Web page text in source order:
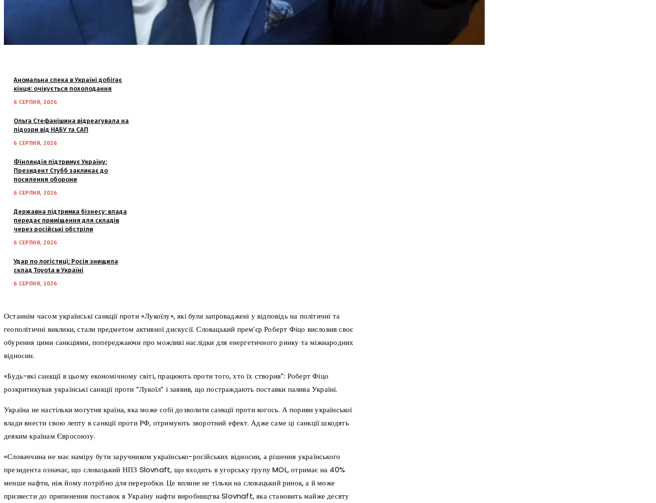
Аномальна спека в Україні добігає
кінця: очікується похолодання
6 СЕРПНЯ, 2026
Ольга Стефанішина відреагувала на
підозри від НАБУ та САП
6 СЕРПНЯ, 2026
Фінляндія підтримує Україну:
Президент Стубб закликає до
посилення оборони
6 СЕРПНЯ, 2026
Державна підтримка бізнесу: влада
передає приміщення для складів
через російські обстріли
6 СЕРПНЯ, 2026
Удар по логістиці: Росія знищила
склад Toyota в Україні
6 СЕРПНЯ, 2026
Останнім часом українські санкції проти «Лукоїлу», які були запроваджені у відповідь на політичні та
геополітичні виклики, стали предметом активної дискусії. Словацький прем’єр Роберт Фіцо висловив своє
обурення цими санкціями, попереджаючи про можливі наслідки для енергетичного ринку та міжнародних
відносин.
«Будь-які санкції в цьому економічному світі, працюють проти того, хто їх створив”: Роберт Фіцо
розкритикував українські санкції проти “Лукоїл” і заявив, що постраждають поставки палива Україні.
Україна не настільки могутня країна, яка може собі дозволити санкції проти когось. А пориви української
влади внести свою лепту в санкції проти РФ, отримують зворотний ефект. Адже саме ці санкції шкодять
деяким країнам Євросоюзу.
«Словаччина не має наміру бути заручником українсько-російських відносин, а рішення українського
президента означає, що словацький НПЗ Slovnaft, що входить в угорську групу MOL, отримає на 40%
менше нафти, ніж йому потрібно для переробки. Це вплине не тільки на словацький ринок, а й може
призвести до припинення поставок в Україну нафти виробництва Slovnaft, яка становить майже десяту